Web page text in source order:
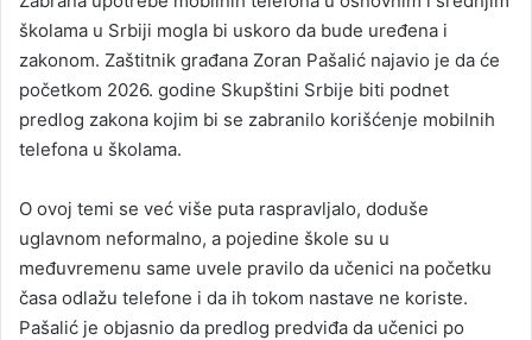
školama u Srbiji mogla bi uskoro da bude uređena i
zakonom. Zaštitnik građana Zoran Pašalić najavio je da će
početkom 2026. godine Skupštini Srbije biti podnet
predlog zakona kojim bi se zabranilo korišćenje mobilnih
telefona u školama.
O ovoj temi se već više puta raspravljalo, doduše
uglavnom neformalno, a pojedine škole su u
međuvremenu same uvele pravilo da učenici na početku
časa odlažu telefone i da ih tokom nastave ne koriste.
Pašalić je objasnio da predlog predviđa da učenici po